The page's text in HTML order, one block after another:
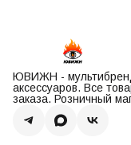
ЮВИЖН -
аксессуаров. Все
заказа. Розничный